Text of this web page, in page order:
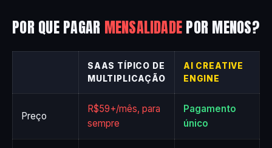
POR QUE PAGAR MENSALIDADEPOR MENOS?
SAAS TÍPICO DE
MULTIPLICAÇÃO
AI CREATIVE
ENGINE
Preço
R$59+/mês, para
sempre
Pagamento
único